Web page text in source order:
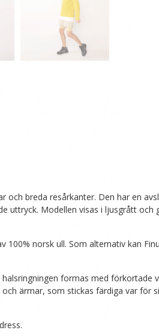
breda resårkanter. Den har en
Modellen visas i ljusgrått och
norsk ull. Som alternativ kan
formas med förkortade
ärmar, som stickas färdiga var för